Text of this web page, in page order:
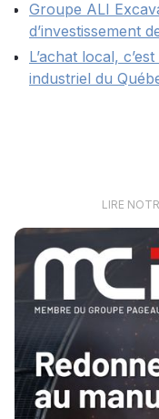
Groupe ALI
d’investissement
L’achat local,
industriel du
LIRE